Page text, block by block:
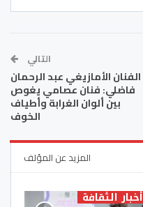
التالي
الفنان الأمازيغي عبد الرحمان
فاضلي: فنان عصامي يغوص
بين ألوان الغرابة وأطياف
الخوف
المزيد عن المؤلف
أخبار الثقافة